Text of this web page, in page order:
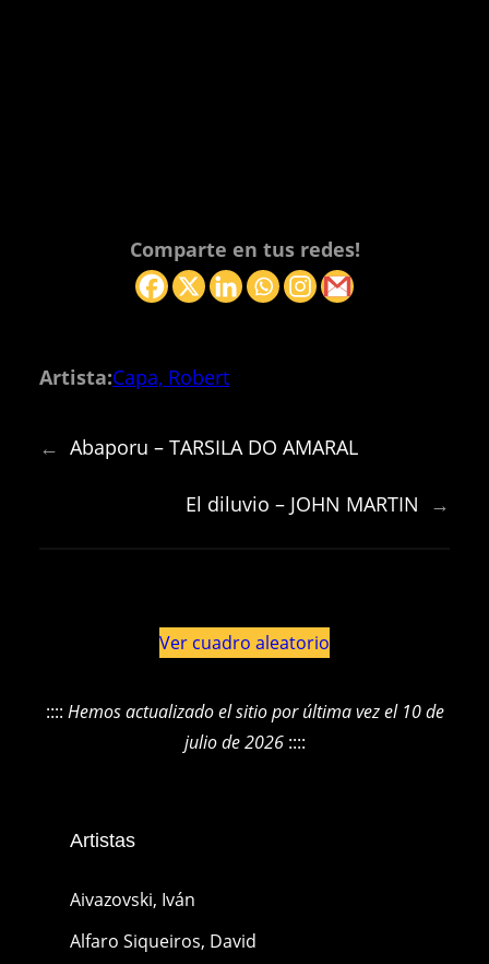
Comparte en tus redes!
Artista:Capa, Robert
← Abaporu – TARSILA DO AMARAL
El diluvio – JOHN MARTIN →
Ver cuadro aleatorio
:::: Hemos actualizado el sitio por última vez el 10 de
julio de 2026::::
Artistas
Aivazovski, Iván
Alfaro Siqueiros, David